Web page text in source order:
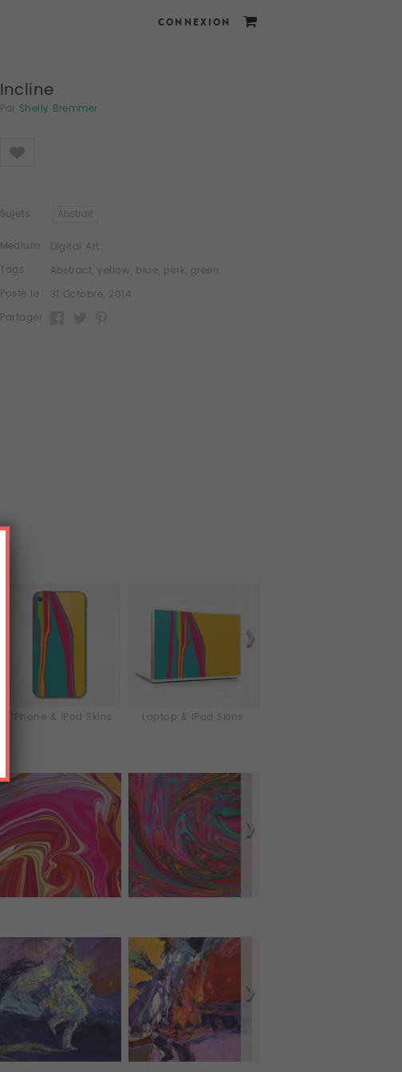
CONNEXION
Incline
Par Shelly Bremmer
Like
Sujets Abstrait
Medium
Digital Art
Tags
Abstract yellow blue pink green
Posté le
31 Octobre, 2014
Partager
iPhone & iPod Skins Laptop & iPad Skins